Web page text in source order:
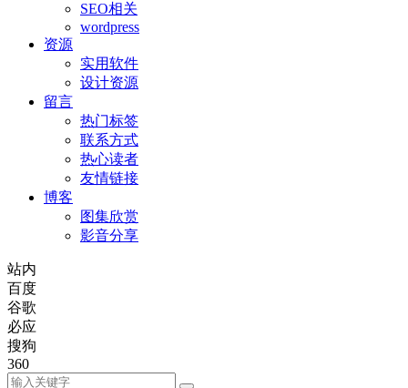
SEO相关
wordpress
资源
实用软件
设计资源
留言
热门标签
联系方式
热心读者
友情链接
博客
图集欣赏
影音分享
站内
百度
谷歌
必应
搜狗
360